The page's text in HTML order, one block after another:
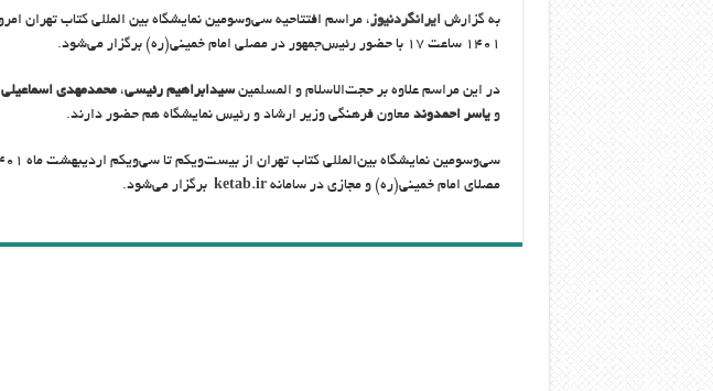
به گزارشایرانگردنیوز
۱۴۰۱ ساعت ۱۷ با حضور رئیس‌جمهور در مصلی امام خمینی(ره) برگزار می‌شود.
در این مراسم علاوه بر حجت‌الاسلام و المسلمینسیدابراهیم رئیسی،محمدمهدی اسماعیلی
ویاسر احمدوند معاون فرهنگی وزیر ارشاد و رئیس نمایشگاه هم حضور دارند.
مصلای امام خمینی(ره) و مجازی در سامانهketab.ir برگزار می‌شود.